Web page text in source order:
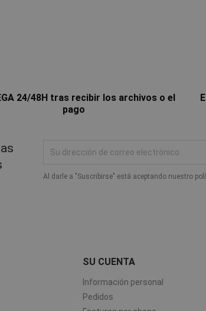
24/48H tras recibir los archivos o el
pago
Al darle a "Suscribirse" está aceptando nuestro
SU CUENTA
Información personal
Pedidos